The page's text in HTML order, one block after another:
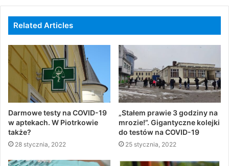
Related Articles
Darmowe testy na COVID-19
w aptekach. W Piotrkowie
także?
28 stycznia, 2022
„Stałem prawie 3 godziny na
mrozie!”. Gigantyczne kolejki
do testów na COVID-19
25 stycznia, 2022